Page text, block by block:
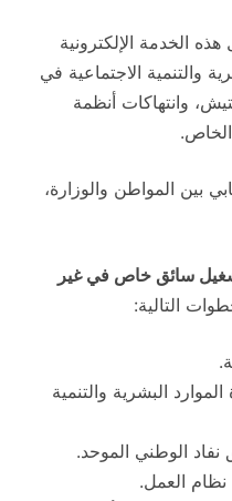
الخدمة الإلكترونية
والتنمية الاجتماعية في
وانتهاكات أنظمة
بين المواطن والوزارة،
سائق خاص في غير
التالية:
البشرية والتنمية
الوطني الموحد.
العمل.